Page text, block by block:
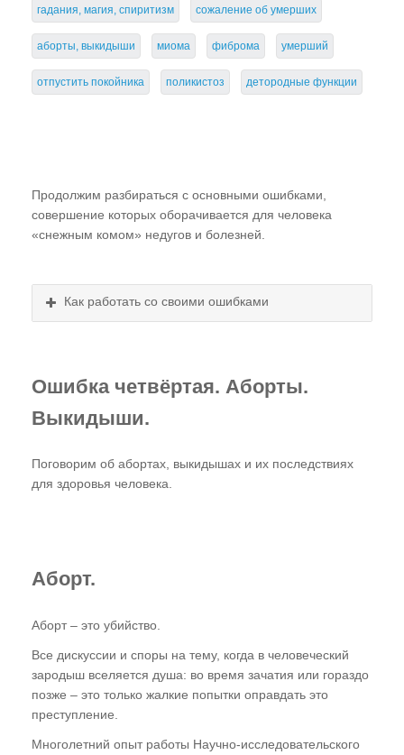
---- Осознание своих ошибок
---- Раскаяние и Прощение
Как пройти коррекцию
Очная коррекция в Ростове
Коррекция по Skype
Заказать коррекцию по Skype
Студия "ПК"
Представители
гадания, магия, спиритизм сожаление об умерших
аборты, выкидыши миома фиброма умерший
отпустить покойника поликистоз детородные функции
Продолжим разбираться с основными ошибками,
совершение которых оборачивается для человека
«снежным комом» недугов и болезней.
Как работать со своими ошибками
Ошибка четвёртая. Аборты.
Выкидыши.
Поговорим об абортах, выкидышах и их последствиях
для здоровья человека.
Аборт.
Аборт – это убийство.
Все дискуссии и споры на тему, когда в человеческий
зародыш вселяется душа: во время зачатия или гораздо
позже – это только жалкие попытки оправдать это
преступление.
Многолетний опыт работы Научно-исследовательского